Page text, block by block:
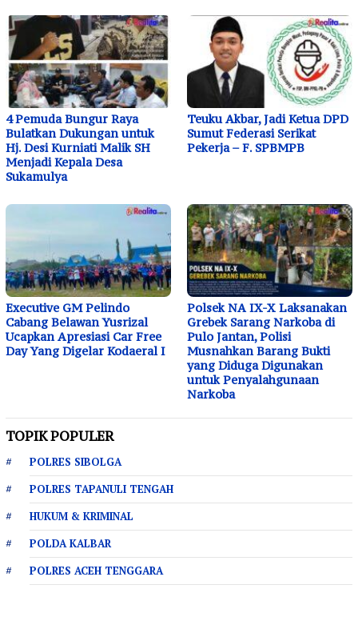
4 Pemuda Bungur Raya
Bulatkan Dukungan untuk
Hj. Desi Kurniati Malik SH
Menjadi Kepala Desa
Sukamulya
Teuku Akbar, Jadi Ketua DPD
Sumut Federasi Serikat
Pekerja – F. SPBMPB
Executive GM Pelindo
Cabang Belawan Yusrizal
Ucapkan Apresiasi Car Free
Day Yang Digelar Kodaeral I
Polsek NA IX-X Laksanakan
Grebek Sarang Narkoba di
Pulo Jantan, Polisi
Musnahkan Barang Bukti
yang Diduga Digunakan
untuk Penyalahgunaan
Narkoba
TOPIK POPULER
POLRES SIBOLGA
POLRES TAPANULI TENGAH
HUKUM & KRIMINAL
POLDA KALBAR
POLRES ACEH TENGGARA